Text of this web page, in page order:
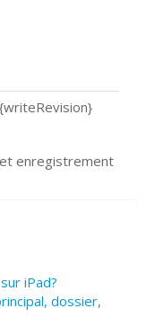
Chrome ?
enregistrement
iPad?
dossier,